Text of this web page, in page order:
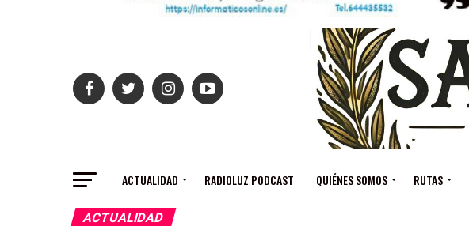
ACTUALIDAD RADIOLUZ PODCAST QUIÉNES SOMOS RUTAS
ACTUALIDAD